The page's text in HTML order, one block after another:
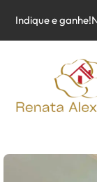
Indique e ganhe!